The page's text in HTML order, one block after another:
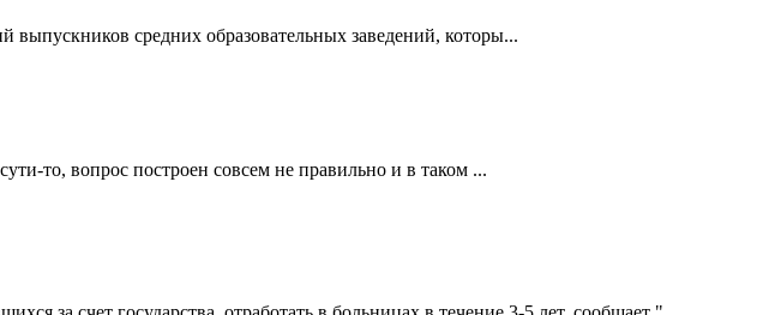
выпускников средних образовательных заведений, которы...
то, вопрос построен совсем не правильно и в таком ...